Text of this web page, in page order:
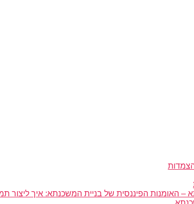
– האומנות הפיננסית של בניית המשכנתא: איך ליצור